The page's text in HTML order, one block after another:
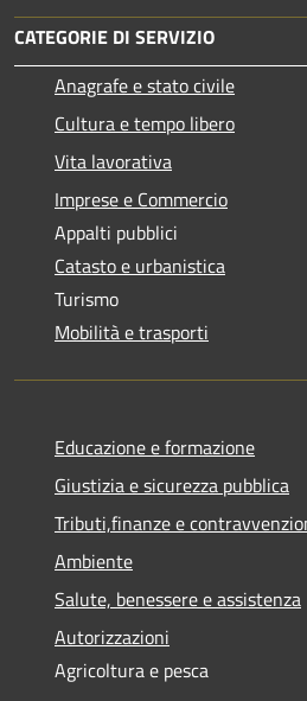
CATEGORIE DI SERVIZIO
Anagrafe e stato civile
Cultura e tempo libero
Vita lavorativa
Imprese e Commercio
Appalti pubblici
Catasto e urbanistica
Turismo
Mobilità e trasporti
Educazione e formazione
Giustizia e sicurezza pubblica
Tributi,finanze e
Ambiente
Salute, benessere e assistenza
Autorizzazioni
Agricoltura e pesca